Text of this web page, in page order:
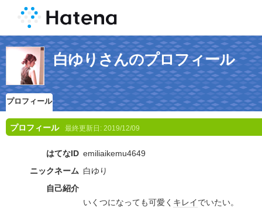
白ゆりさんのプロフィール
プロフィール
プロフィール 最終更新日: 2019/12/09
はてなID emiliaikemu4649
ニックネーム 白ゆり
自己紹介
いくつになっても可愛く キレイでいたい。